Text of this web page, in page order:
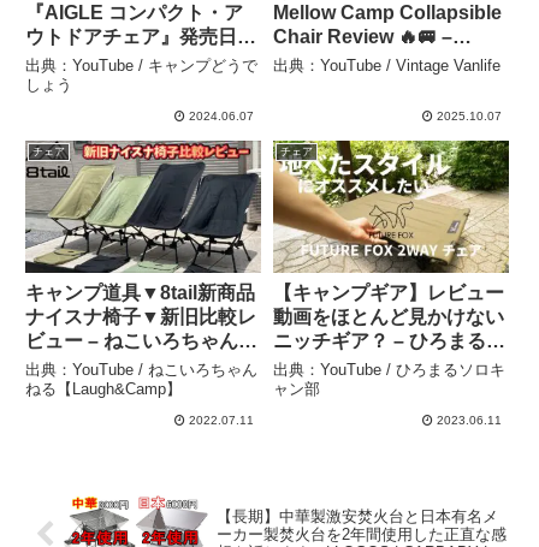
『AIGLE コンパクト・ア
ウトドアチェア』発売日レ
ビュー【2024年6月7日発
売】【キャンプ雑誌付録】
【ビーパル特別付録】【エ
ンプどうでしょう
出典：YouTube / キャンプどうで
しょう
2024.06.07
Mellow Camp Collapsible
Chair Review 🔥🚐 –
Vintage Vanlife
出典：YouTube / Vintage Vanlife
2025.10.07
チェア
キャンプ道具▼8tail新商品
ナイスナ椅子▼新旧比較レ
ビュー – ねこいろちゃんね
る【Laugh&Camp】
出典：YouTube / ねこいろちゃん
ねる【Laugh&Camp】
2022.07.11
チェア
【キャンプギア】レビュー
動画をほとんど見かけない
ニッチギア？ – ひろまるソ
ロキャン部
出典：YouTube / ひろまるソロキ
ャン部
2023.06.11
【長期】中華製激安焚火台と日本有名メ
ーカー製焚火台を2年間使用した正直な感